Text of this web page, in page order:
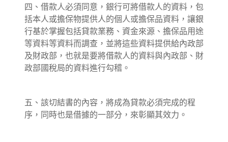
四、借款人必須同意，銀行可將借款人的資料，包
括本人或擔保物提供人的個人或擔保品資料，讓銀
行基於掌握包括貸款業務、資金來源、擔保品用途
等資料等資料而調查，並將這些資料提供給內政部
及財政部，也就是要將借款人的資料與內政部、財
政部國稅局的資料進行勾稽。
五、該切結書的內容，將成為貸款必須完成的程
序，同時也是借據的一部分，來彰顯其效力。